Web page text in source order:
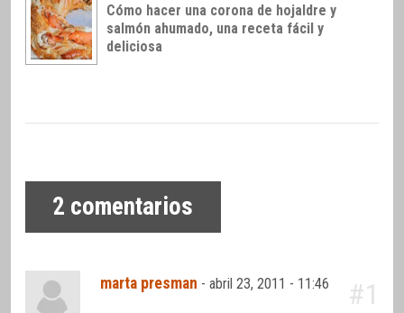
Cómo hacer una corona de hojaldre y
salmón ahumado, una receta fácil y
deliciosa
2 comentarios
marta presman -abril 23, 2011 - 11:46 #1